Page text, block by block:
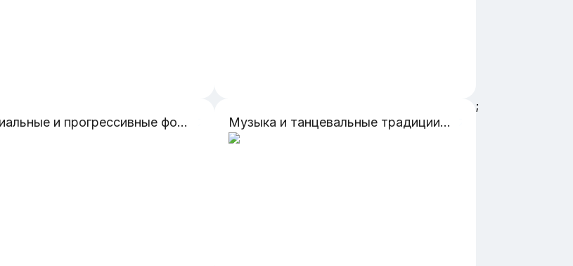
Специальные и прогрессивные формы обслуживания в сфере индустрии моды и красоты Музыка и танцевальные традиции Причерноморья и их отражение в искусстве
;